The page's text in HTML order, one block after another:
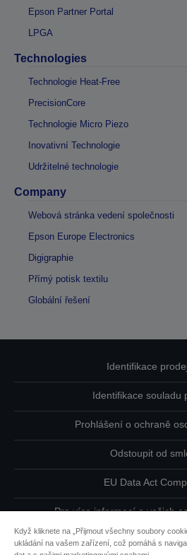
Epson Partner Portal
LPGA
Technologies
Technologie Heat-Free
PrecisionCore
Technologie Micro Piezo
Inovativní Technologie
Udržitelné technologie
Company
Webová stránka vedení společnosti
Epson Europe Electronics
Digigraphie
Přímý potisk textilu
Globální řešení
Identifikace
Identifikace souladu
Prohlášení o ochraně
Odstoupit od
EU Data Act
Pro více informací o vašich
Když kliknete na „Přijmout všechny soubory
ukládání na vašem zařízení, což pomáhá s